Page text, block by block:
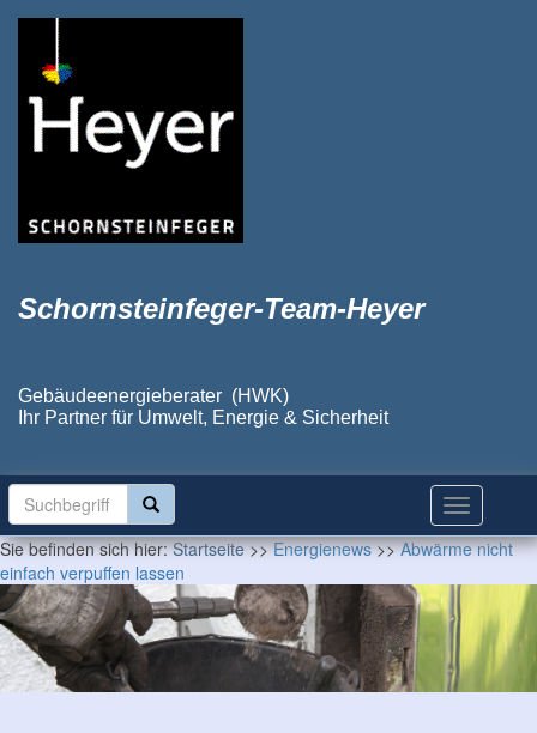
Schornsteinfeger-Team-Heyer
Gebäudeenergieberater (HWK)
Ihr Partner für Umwelt, Energie & Sicherheit
Sie befinden sich hier:Startseite>>Energienews>>Abwärme nicht
einfach verpuffen lassen